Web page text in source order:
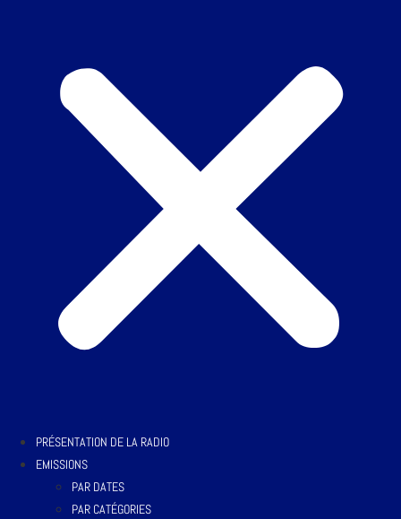
PRÉSENTATION DE LA RADIO
EMISSIONS
PAR DATES
PAR CATÉGORIES